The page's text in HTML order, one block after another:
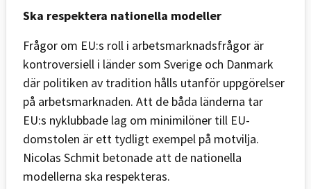
Ska respektera nationella modeller
Frågor om EU:s roll i arbetsmarknadsfrågor är
kontroversiell i länder som Sverige och Danmark
där politiken av tradition hålls utanför uppgörelser
på arbetsmarknaden. Att de båda länderna tar
EU:s nyklubbade lag om minimilöner till EU-
domstolen är ett tydligt exempel på motvilja.
Nicolas Schmit betonade att de nationella
modellerna ska respekteras.